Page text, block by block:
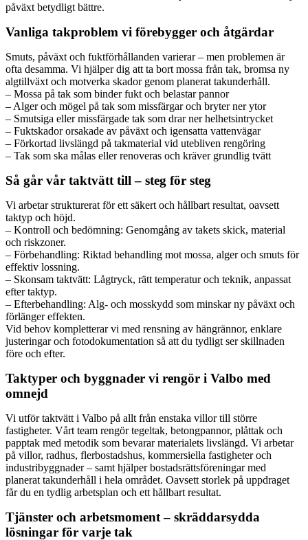
påväxt betydligt bättre.
Vanliga takproblem vi förebygger och åtgärdar
Smuts, påväxt och fuktförhållanden varierar – men problemen är
ofta desamma. Vi hjälper dig att ta bort mossa från tak, bromsa ny
algtillväxt och motverka skador genom planerat takunderhåll.
– Mossa på tak som binder fukt och belastar pannor
– Alger och mögel på tak som missfärgar och bryter ner ytor
– Smutsiga eller missfärgade tak som drar ner helhetsintrycket
– Fuktskador orsakade av påväxt och igensatta vattenvägar
– Förkortad livslängd på takmaterial vid utebliven rengöring
– Tak som ska målas eller renoveras och kräver grundlig tvätt
Så går vår taktvätt till – steg för steg
Vi arbetar strukturerat för ett säkert och hållbart resultat, oavsett
taktyp och höjd.
– Kontroll och bedömning: Genomgång av takets skick, material
och riskzoner.
– Förbehandling: Riktad behandling mot mossa, alger och smuts för
effektiv lossning.
– Skonsam taktvätt: Lågtryck, rätt temperatur och teknik, anpassat
efter taktyp.
– Efterbehandling: Alg- och mosskydd som minskar ny påväxt och
förlänger effekten.
Vid behov kompletterar vi med rensning av hängrännor, enklare
justeringar och fotodokumentation så att du tydligt ser skillnaden
före och efter.
Taktyper och byggnader vi rengör i Valbo med
omnejd
Vi utför taktvätt i Valbo på allt från enstaka villor till större
fastigheter. Vårt team rengör tegeltak, betongpannor, plåttak och
papptak med metodik som bevarar materialets livslängd. Vi arbetar
på villor, radhus, flerbostadshus, kommersiella fastigheter och
industribyggnader – samt hjälper bostadsrättsföreningar med
planerat takunderhåll i hela området. Oavsett storlek på uppdraget
får du en tydlig arbetsplan och ett hållbart resultat.
Tjänster och arbetsmoment – skräddarsydda
lösningar för varje tak